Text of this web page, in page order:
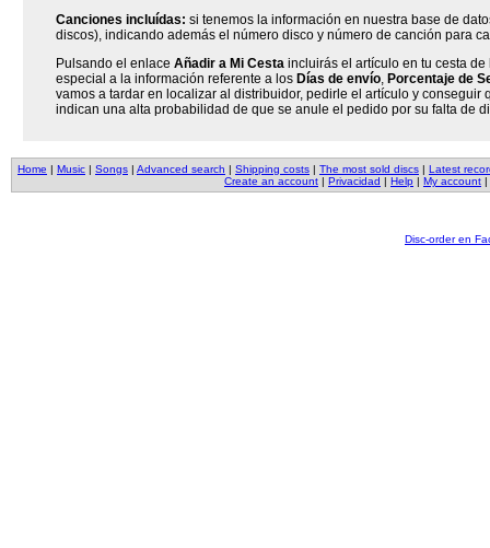
Canciones incluídas: si tenemos la información en nuestra base de
discos), indicando además el número disco y número de canción para
Pulsando el enlace Añadir a Mi Cestaincluirás el artículo en tu cesta de
especial a la información referente a los Días de envío, Porcentaje de
vamos a tardar en localizar al distribuidor, pedirle el artículo y
indican una alta probabilidad de que se anule el pedido por su falta de
Home | Music | Songs | Advanced search | Shipping costs | The most sold discs | Latest
Create an account | Privacidad | Help | My account |
Disc-order en